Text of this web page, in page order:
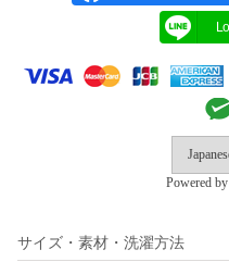
Powered by
サイズ・素材・洗濯方法